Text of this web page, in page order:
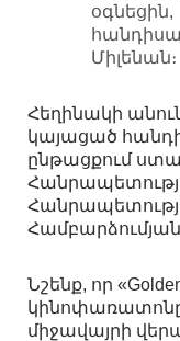
Միլենան։
Հեղինակի
կայացած
ընթացքում
Նշենք, որ
միջավայրի